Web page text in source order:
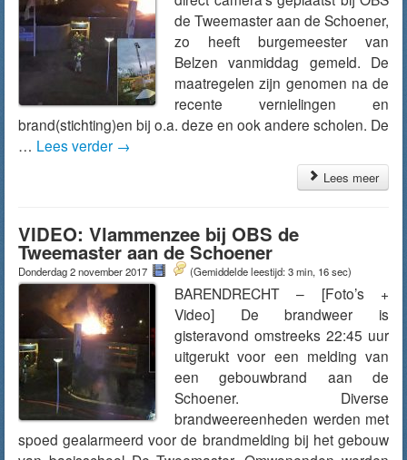
de Tweemaster aan de Schoener,
zo heeft burgemeester van
Belzen vanmiddag gemeld. De
maatregelen zijn genomen na de
recente vernielingen en
brand(stichting)en bij o.a. deze en ook andere scholen. De
… Lees verder →
Lees meer
VIDEO: Vlammenzee bij OBS de
Tweemaster aan de Schoener
Donderdag 2 november 2017 (Gemiddelde leestijd: 3 min, 16 sec)
BARENDRECHT – [Foto’s +
Video] De brandweer is
gisteravond omstreeks 22:45 uur
uitgerukt voor een melding van
een gebouwbrand aan de
Schoener. Diverse
brandweereenheden werden met
spoed gealarmeerd voor de brandmelding bij het gebouw